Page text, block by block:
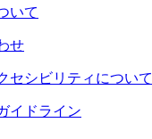
いて
せ
セシビリティについて
イドライン